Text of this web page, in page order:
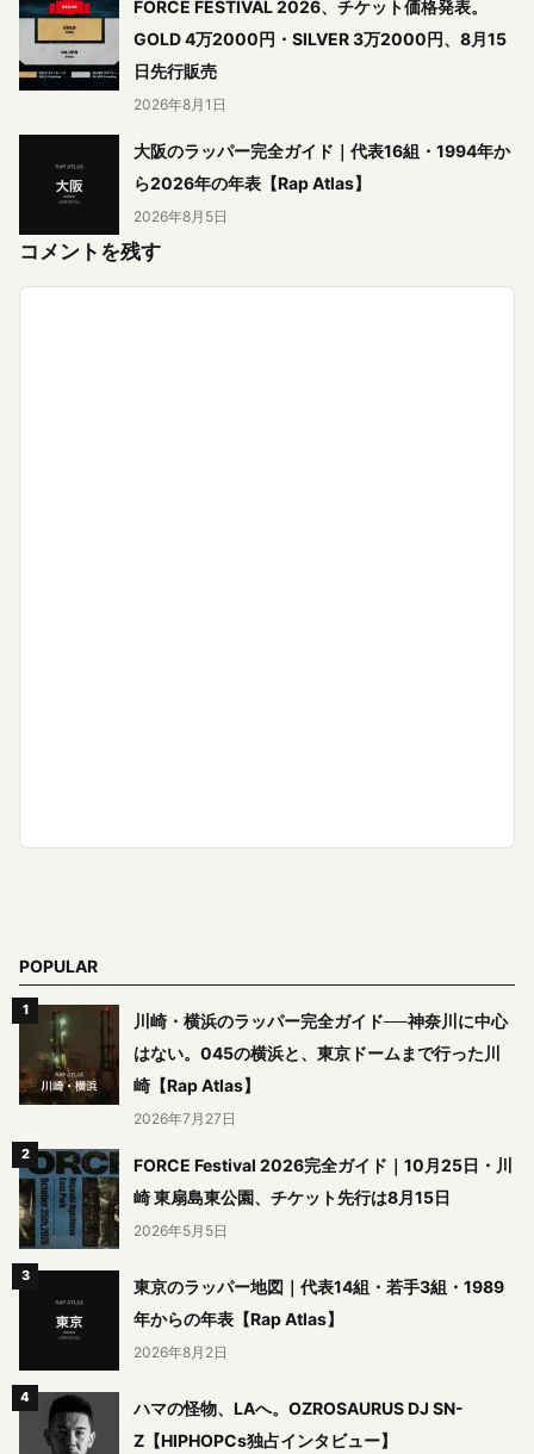
FORCE FESTIVAL 2026、チケット価格発表。
GOLD 4万2000円・SILVER 3万2000円、8月15
日先行販売
2026年8月1日
大阪のラッパー完全ガイド｜代表16組・1994年か
ら2026年の年表【Rap Atlas】
2026年8月5日
コメントを残す
POPULAR
川崎・横浜のラッパー完全ガイド──神奈川に中心
はない。045の横浜と、東京ドームまで行った川
崎【Rap Atlas】
2026年7月27日
FORCE Festival 2026完全ガイド｜10月25日・川
崎 東扇島東公園、チケット先行は8月15日
2026年5月5日
東京のラッパー地図｜代表14組・若手3組・1989
年からの年表【Rap Atlas】
2026年8月2日
ハマの怪物、LAへ。OZROSAURUS DJ SN-
Z【HIPHOPCs独占インタビュー】